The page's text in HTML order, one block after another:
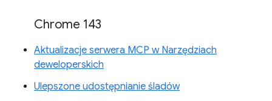
Chrome 143
Aktualizacje serwera MCP w Narzędziach
deweloperskich
Ulepszone udostępnianie śladów